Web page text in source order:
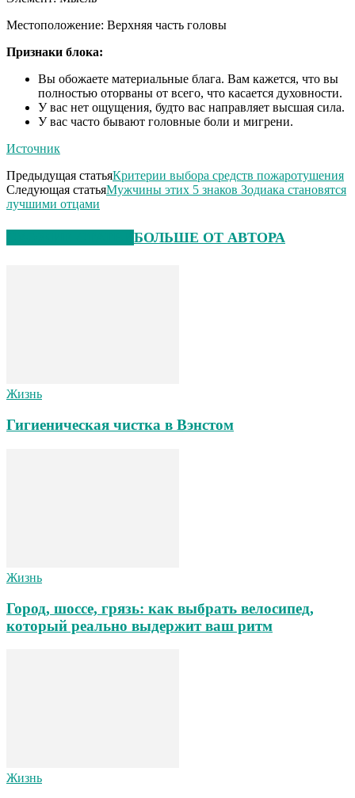
Местоположение: Верхняя часть головы
Признаки блока:
Вы обожаете материальные блага. Вам кажется, что вы
полностью оторваны от всего, что касается духовности.
У вас нет ощущения, будто вас направляет высшая сила.
У вас часто бывают головные боли и мигрени.
Источник
Предыдущая статьяКритерии выбора средств пожаротушения
Следующая статьяМужчины этих 5 знаков Зодиака становятся
лучшими отцами
БОЛЬШЕ ОТ АВТОРА
Жизнь
Гигиеническая чистка в Вэнстом
Жизнь
Город, шоссе, грязь: как выбрать велосипед,
который реально выдержит ваш ритм
Жизнь